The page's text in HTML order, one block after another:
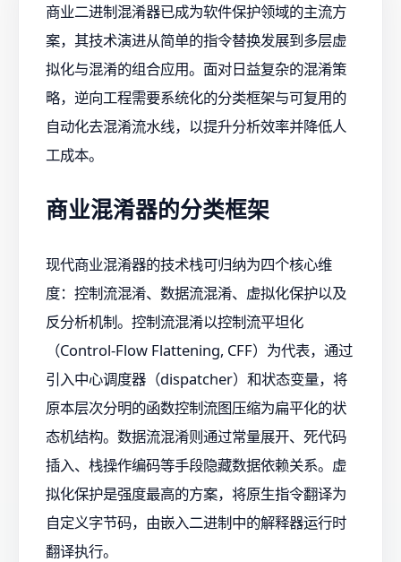
商业二进制混淆器已成为软件保护领域的主流方
案，其技术演进从简单的指令替换发展到多层虚
拟化与混淆的组合应用。面对日益复杂的混淆策
略，逆向工程需要系统化的分类框架与可复用的
自动化去混淆流水线，以提升分析效率并降低人
工成本。
商业混淆器的分类框架
现代商业混淆器的技术栈可归纳为四个核心维
度：控制流混淆、数据流混淆、虚拟化保护以及
反分析机制。控制流混淆以控制流平坦化
（Control-Flow Flattening, CFF）为代表，通过
引入中心调度器（dispatcher）和状态变量，将
原本层次分明的函数控制流图压缩为扁平化的状
态机结构。数据流混淆则通过常量展开、死代码
插入、栈操作编码等手段隐藏数据依赖关系。虚
拟化保护是强度最高的方案，将原生指令翻译为
自定义字节码，由嵌入二进制中的解释器运行时
翻译执行。